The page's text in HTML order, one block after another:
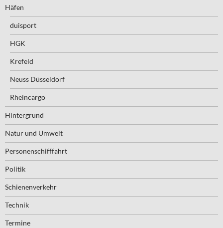
Häfen
duisport
HGK
Krefeld
Neuss Düsseldorf
Rheincargo
Hintergrund
Natur und Umwelt
Personenschifffahrt
Politik
Schienenverkehr
Technik
Termine